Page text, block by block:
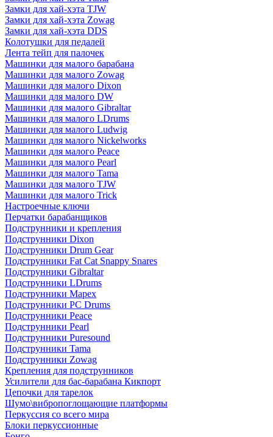
Замки для хай-хэта TJW
Замки для хай-хэта Zowag
Замки для хай-хэта DDS
Колотушки для педалей
Лента тейп для палочек
Машинки для малого барабана
Машинки для малого Zowag
Машинки для малого Dixon
Машинки для малого DW
Машинки для малого Gibraltar
Машинки для малого LDrums
Машинки для малого Ludwig
Машинки для малого Nickelworks
Машинки для малого Peace
Машинки для малого Pearl
Машинки для малого Tama
Машинки для малого TJW
Машинки для малого Trick
Настроечные ключи
Перчатки барабанщиков
Подструнники и крепления
Подструнники Dixon
Подструнники Drum Gear
Подструнники Fat Cat Snappy Snares
Подструнники Gibraltar
Подструнники LDrums
Подструнники Mapex
Подструнники PC Drums
Подструнники Peace
Подструнники Pearl
Подструнники Puresound
Подструнники Tama
Подструнники Zowag
Крепления для подструнников
Усилители для бас-барабана Кикпорт
Цепочки для тарелок
Шумо\вибропоглощающие платформы
Перкуссия со всего мира
Блоки перкуссионные